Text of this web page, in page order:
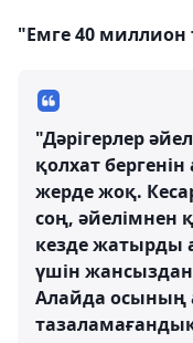
"Емге 40 миллион
"Дәрігерлер
қолхат
жерде жоқ.
соң, әйелімнен
кезде жатырды
үшін
Алайда осының